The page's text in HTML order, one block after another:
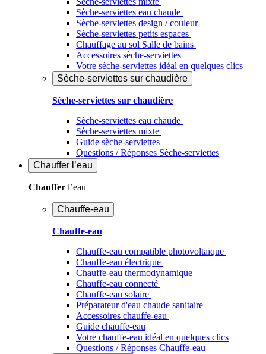
Sèche-serviettes eau chaude
Sèche-serviettes design / couleur
Sèche-serviettes petits espaces
Chauffage au sol Salle de bains
Accessoires sèche-serviettes
Votre sèche-serviettes idéal en quelques clics
Sèche-serviettes sur chaudière
Sèche-serviettes sur chaudière
Sèche-serviettes eau chaude
Sèche-serviettes mixte
Guide sèche-serviettes
Questions / Réponses Sèche-serviettes
Chauffer l’eau
Chauffer l’eau
Chauffe-eau
Chauffe-eau
Chauffe-eau compatible photovoltaïque
Chauffe-eau électrique
Chauffe-eau thermodynamique
Chauffe-eau connecté
Chauffe-eau solaire
Préparateur d'eau chaude sanitaire
Accessoires chauffe-eau
Guide chauffe-eau
Votre chauffe-eau idéal en quelques clics
Questions / Réponses Chauffe-eau